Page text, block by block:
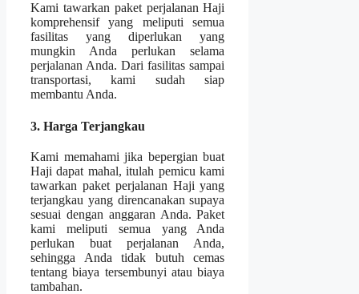
Kami tawarkan paket perjalanan Haji
komprehensif yang meliputi semua
fasilitas yang diperlukan yang
mungkin Anda perlukan selama
perjalanan Anda. Dari fasilitas sampai
transportasi, kami sudah siap
membantu Anda.
3. Harga Terjangkau
Kami memahami jika bepergian buat
Haji dapat mahal, itulah pemicu kami
tawarkan paket perjalanan Haji yang
terjangkau yang direncanakan supaya
sesuai dengan anggaran Anda. Paket
kami meliputi semua yang Anda
perlukan buat perjalanan Anda,
sehingga Anda tidak butuh cemas
tentang biaya tersembunyi atau biaya
tambahan.